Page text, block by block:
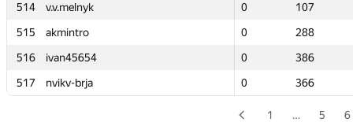
514
v.v.melnyk 0
107
515
akmintro 0
288
516
ivan45654 0
386
517
nvikv-brja 0 366
514
v.v.melnyk 0
107
515
akmintro 0
288
516
ivan45654 0
386
517
nvikv-brja 0 366
1 … 5 6